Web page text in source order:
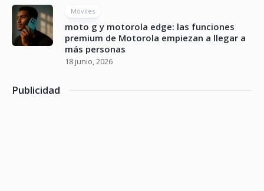
Móviles
moto g y motorola edge: las funciones
premium de Motorola empiezan a llegar a
más personas
18 junio, 2026
Publicidad